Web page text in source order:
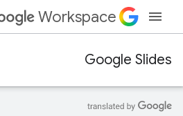
Workspace
Google Slides